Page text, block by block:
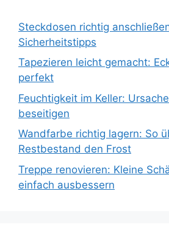
Steckdosen richtig
Sicherheitstipps
Tapezieren leicht gemacht:
perfekt
Feuchtigkeit im Keller:
beseitigen
Wandfarbe richtig lagern: So
Restbestand den Frost
Treppe renovieren: Kleine
einfach ausbessern